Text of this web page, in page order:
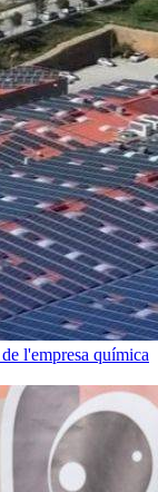
l'empresa química